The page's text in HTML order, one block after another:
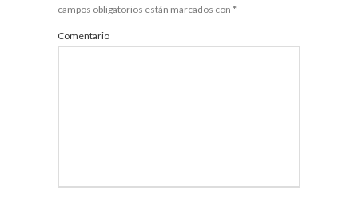
campos obligatorios están marcados con*
Comentario